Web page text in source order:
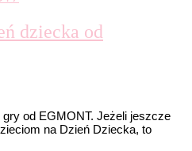
dziecka od
od EGMONT. Jeżeli jeszcze
na Dzień Dziecka, to